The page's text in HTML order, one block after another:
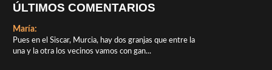
ÚLTIMOS COMENTARIOS
María:
Pues en el Siscar, Murcia, hay dos granjas que entre la
una y la otra los vecinos vamos con gan...